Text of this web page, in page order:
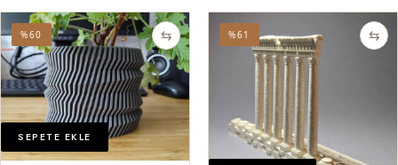
⇆
%60
SEPETE EKLE
⇆
%61